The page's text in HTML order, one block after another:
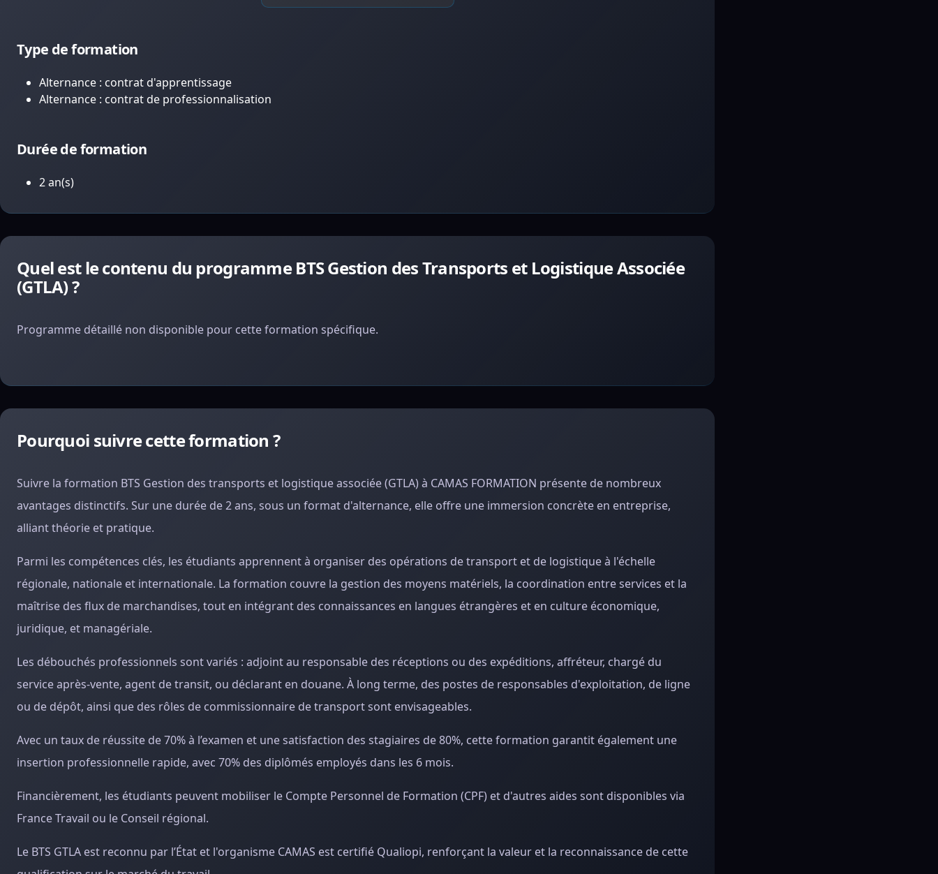
Type de formation
Alternance : contrat d'apprentissage
Alternance : contrat de professionnalisation
Durée de formation
2 an(s)
Quel est le contenu du programme BTS Gestion des Transports et Logistique Associée
(GTLA) ?
Programme détaillé non disponible pour cette formation spécifique.
Pourquoi suivre cette formation ?
Suivre la formation BTS Gestion des transports et logistique associée (GTLA) à CAMAS FORMATION présente de nombreux
avantages distinctifs. Sur une durée de 2 ans, sous un format d'alternance, elle offre une immersion concrète en entreprise,
alliant théorie et pratique.
Parmi les compétences clés, les étudiants apprennent à organiser des opérations de transport et de logistique à l'échelle
régionale, nationale et internationale. La formation couvre la gestion des moyens matériels, la coordination entre services et la
maîtrise des flux de marchandises, tout en intégrant des connaissances en langues étrangères et en culture économique,
juridique, et managériale.
Les débouchés professionnels sont variés : adjoint au responsable des réceptions ou des expéditions, affréteur, chargé du
service après-vente, agent de transit, ou déclarant en douane. À long terme, des postes de responsables d'exploitation, de ligne
ou de dépôt, ainsi que des rôles de commissionnaire de transport sont envisageables.
Avec un taux de réussite de 70% à l’examen et une satisfaction des stagiaires de 80%, cette formation garantit également une
insertion professionnelle rapide, avec 70% des diplômés employés dans les 6 mois.
Financièrement, les étudiants peuvent mobiliser le Compte Personnel de Formation (CPF) et d'autres aides sont disponibles via
France Travail ou le Conseil régional.
Le BTS GTLA est reconnu par l’État et l'organisme CAMAS est certifié Qualiopi, renforçant la valeur et la reconnaissance de cette